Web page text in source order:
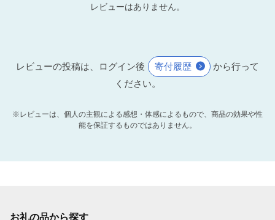
レビューはありません。
レビューの投稿は、ログイン後 寄付履歴
から行って
ください。
※レビューは、個人の主観による感想・体感によるもので、商品の効果や性
能を保証するものではありません。
お礼の品から探す